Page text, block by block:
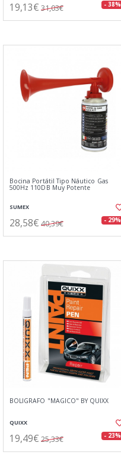
19,13€ 31,03€ - 38%
Bocina Portátil Tipo Náutico Gas
500Hz 110DB Muy Potente
SUMEX
28,58€ 40,39€ - 29%
BOLIGRAFO "MAGICO" BY QUIXX
QUIXX
19,49€ 25,33€ - 23%